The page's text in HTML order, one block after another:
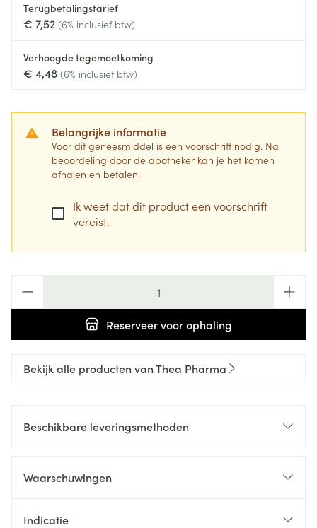
Terugbetalingstarief
€ 7,52 (6% inclusief btw)
Verhoogde tegemoetkoming
€ 4,48 (6% inclusief btw)
Belangrijke informatie
Voor dit geneesmiddel is een voorschrift nodig. Na
beoordeling door de apotheker kan je het komen
afhalen en betalen.
Ik weet dat dit product een voorschrift
vereist.
Reserveervoor ophaling
Bekijk alle producten van Thea Pharma
Beschikbare leveringsmethoden
Waarschuwingen
Indicatie